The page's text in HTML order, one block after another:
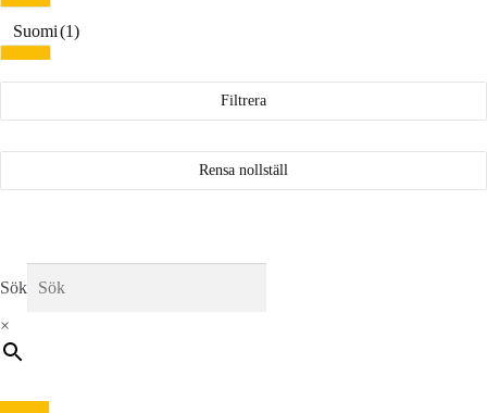
40-635(1)
Suomi(1)
Filtrera
Rensa nollställ
Sök
×